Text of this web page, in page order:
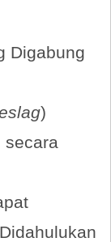
Digabung
)
secara